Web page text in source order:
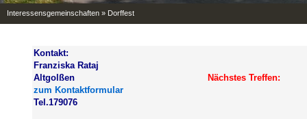
Interessensgemeinschaften » Dorffest
Kontakt:
Franziska Rataj
Altgolßen
zum Kontaktformular
Tel.179076
Nächstes Treffen: